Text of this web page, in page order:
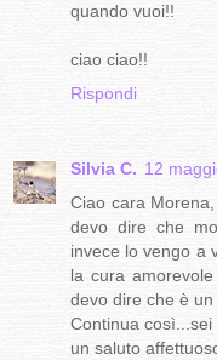
quando vuoi!!
ciao ciao!!
Rispondi
Silvia C. 12
Ciao cara
devo dire che
invece lo vengo a
la cura
devo dire che è
Continua così...sei
un saluto